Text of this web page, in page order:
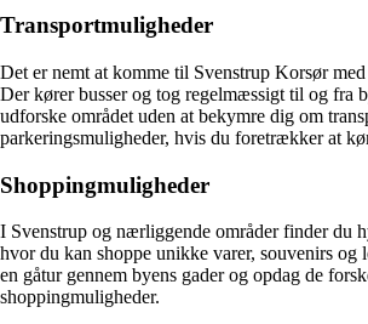
Transportmuligheder
Det er nemt at komme til Svenstrup Korsør
Der kører busser og tog regelmæssigt til og fra
udforske området uden at bekymre dig om
parkeringsmuligheder, hvis du foretrækker at
Shoppingmuligheder
I Svenstrup og nærliggende områder finder du
hvor du kan shoppe unikke varer, souvenirs
en gåtur gennem byens gader og opdag de
shoppingmuligheder.